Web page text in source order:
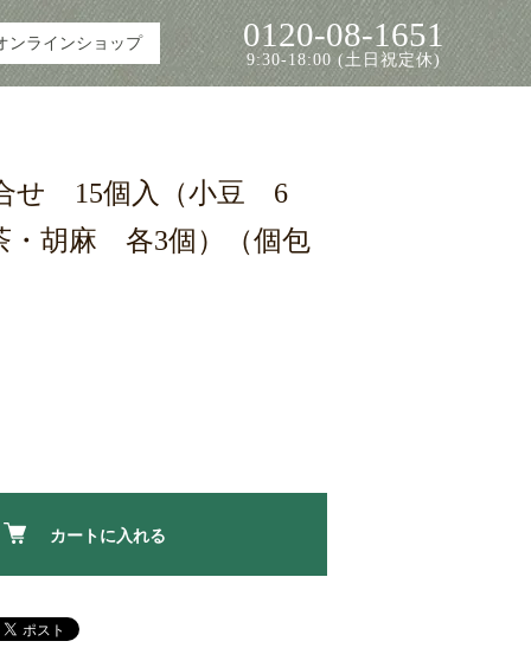
ンラインショップ 0120-08-1651
9:30-18:00 (土日祝定休)
せ 15個入（小豆 6
・胡麻 各3個）（個包
カートに入れる